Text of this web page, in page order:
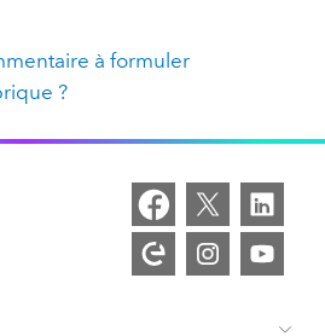
à formuler
?